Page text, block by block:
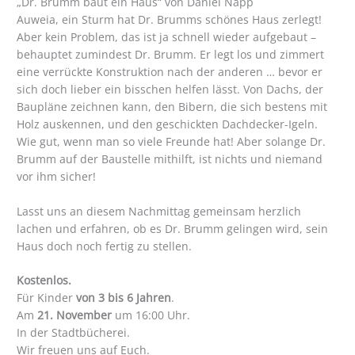
Auweia, ein Sturm hat Dr. Brumms schönes Haus zerlegt!
Aber kein Problem, das ist ja schnell wieder aufgebaut –
behauptet zumindest Dr. Brumm. Er legt los und zimmert
eine verrückte Konstruktion nach der anderen … bevor er
sich doch lieber ein bisschen helfen lässt. Von Dachs, der
Baupläne zeichnen kann, den Bibern, die sich bestens mit
Holz auskennen, und den geschickten Dachdecker-Igeln.
Wie gut, wenn man so viele Freunde hat! Aber solange Dr.
Brumm auf der Baustelle mithilft, ist nichts und niemand
vor ihm sicher!
Lasst uns an diesem Nachmittag gemeinsam herzlich
lachen und erfahren, ob es Dr. Brumm gelingen wird, sein
Haus doch noch fertig zu stellen.
Kostenlos.
Für Kindervon 3 bis 6 Jahren.
Am21. November um 16:00 Uhr.
In der Stadtbücherei.
Wir freuen uns auf Euch.